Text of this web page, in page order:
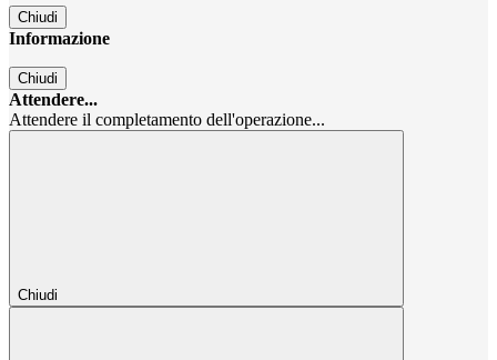
Chiudi
Informazione
Chiudi
Attendere...
Attendere il completamento dell'operazione...
Chiudi